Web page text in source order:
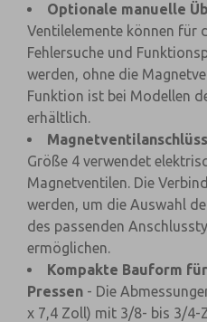
Optionale manuelle
Ventilelemente können für
Fehlersuche und
werden, ohne die
Funktion ist bei Modellen
erhältlich.
Größe 4 verwendet
Magnetventilen. Die
werden, um die Auswahl
des passenden
ermöglichen.
Kompakte Bauform
Pressen - Die
x 7,4 Zoll) mit 3/8- bis 3/4-